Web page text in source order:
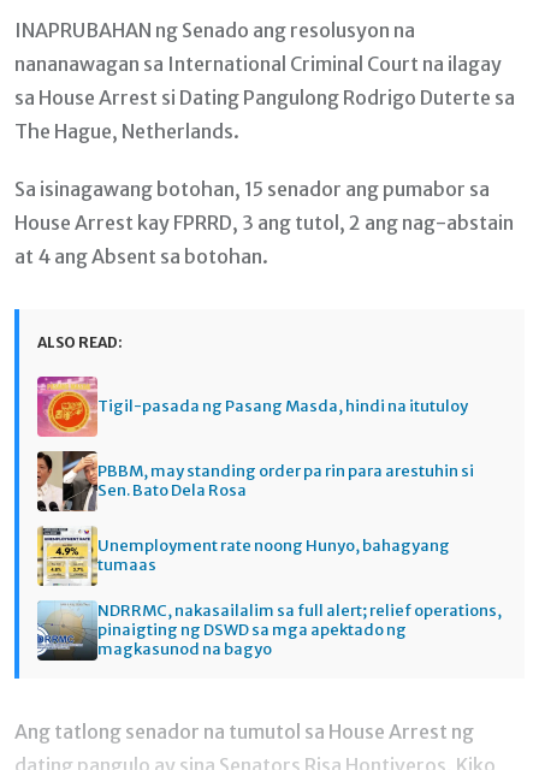
INAPRUBAHAN ng Senado ang resolusyon na
nananawagan sa International Criminal Court na ilagay
sa House Arrest si Dating Pangulong Rodrigo Duterte sa
The Hague, Netherlands.
Sa isinagawang botohan, 15 senador ang pumabor sa
House Arrest kay FPRRD, 3 ang tutol, 2 ang nag-abstain
at 4 ang Absent sa botohan.
ALSO READ:
Tigil-pasada ng Pasang Masda, hindi na itutuloy
PBBM, may standing order pa rin para arestuhin si
Sen. Bato Dela Rosa
Unemployment rate noong Hunyo, bahagyang
tumaas
NDRRMC, nakasailalim sa full alert; relief operations,
pinaigting ng DSWD sa mga apektado ng
magkasunod na bagyo
Ang tatlong senador na tumutol sa House Arrest ng